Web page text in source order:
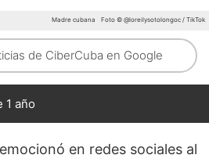
Madre cubana Foto © @loreilysotolongoc / TikTok
de CiberCuba en Google
1 año
en redes sociales al